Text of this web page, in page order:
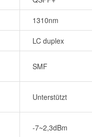
1310nm
LC duplex
SMF
Unterstützt
-7~2,3dBm